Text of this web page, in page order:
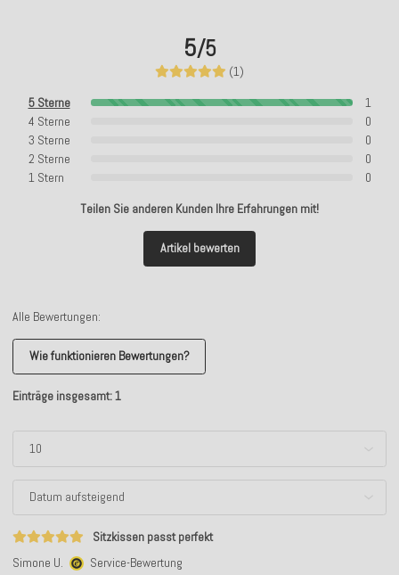
5/5
(1)
5 Sterne
1
4 Sterne
0
3 Sterne
0
2 Sterne
0
1 Stern
0
Teilen Sie anderen Kunden Ihre Erfahrungen mit!
Artikel bewerten
Alle Bewertungen:
Wie funktionieren Bewertungen?
Einträge insgesamt: 1
Sitzkissen passt perfekt
Simone U.
Service-Bewertung